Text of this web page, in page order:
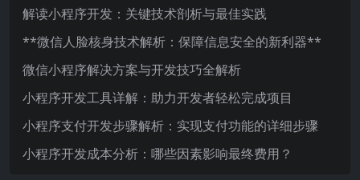
解读小程序开发：关键技术剖析与最佳实践
**微信人脸核身技术解析：保障信息安全的新利器**
微信小程序解决方案与开发技巧全解析
小程序开发工具详解：助力开发者轻松完成项目
小程序支付开发步骤解析：实现支付功能的详细步骤
小程序开发成本分析：哪些因素影响最终费用？